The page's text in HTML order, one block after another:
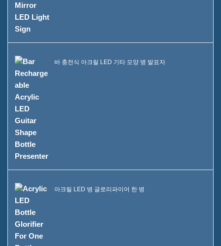
바 충전식 아크릴 LED 기타 모양 병 발표자
아크릴 LED 병 글로리파이어 한 병